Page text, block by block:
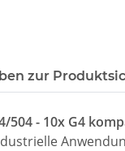
zur
504 - 10x G4